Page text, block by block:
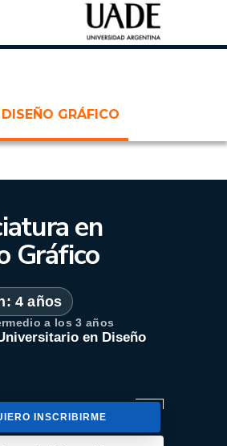
GRÁFICO
en
Gráfico
4 años
a los3 años
en Diseño
INSCRIBIRME